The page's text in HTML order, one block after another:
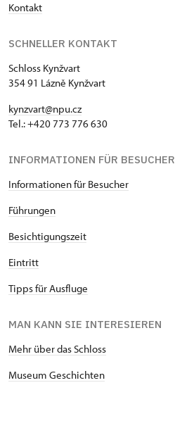
Kontakt
SCHNELLER KONTAKT
Schloss Kynžvart
354 91 Lázně Kynžvart
kynzvart@npu.cz
Tel.: +420 773 776 630
INFORMATIONEN FÜR BESUCHER
Informationen für Besucher
Führungen
Besichtigungszeit
Eintritt
Tipps für Ausfluge
MAN KANN SIE INTERESIEREN
Mehr über das Schloss
Museum Geschichten